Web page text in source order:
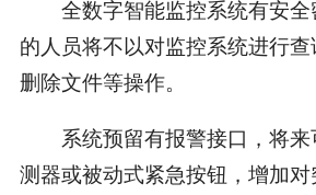
全数字智能监控系统有安全
的人员将不以对监控系统进行查
删除文件等操作。
系统预留有报警接口，将来
测器或被动式紧急按钮，增加